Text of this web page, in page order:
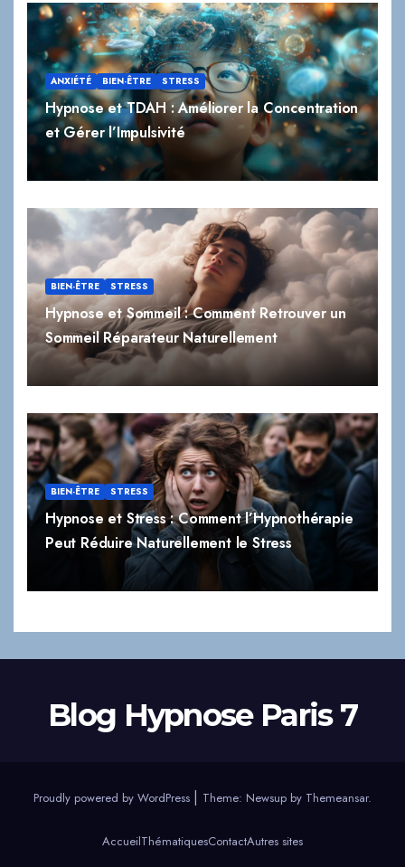
ANXIÉTÉ BIEN-ÊTRE STRESS
Hypnose et TDAH : Améliorer la Concentration
et Gérer l’Impulsivité
BIEN-ÊTRE STRESS
Hypnose et Sommeil : Comment Retrouver un
Sommeil Réparateur Naturellement
BIEN-ÊTRE STRESS
Hypnose et Stress : Comment l’Hypnothérapie
Peut Réduire Naturellement le Stress
Blog Hypnose Paris 7
Proudly powered by WordPress | Theme: Newsup by Themeansar.
AccueilThématiquesContactAutres sites